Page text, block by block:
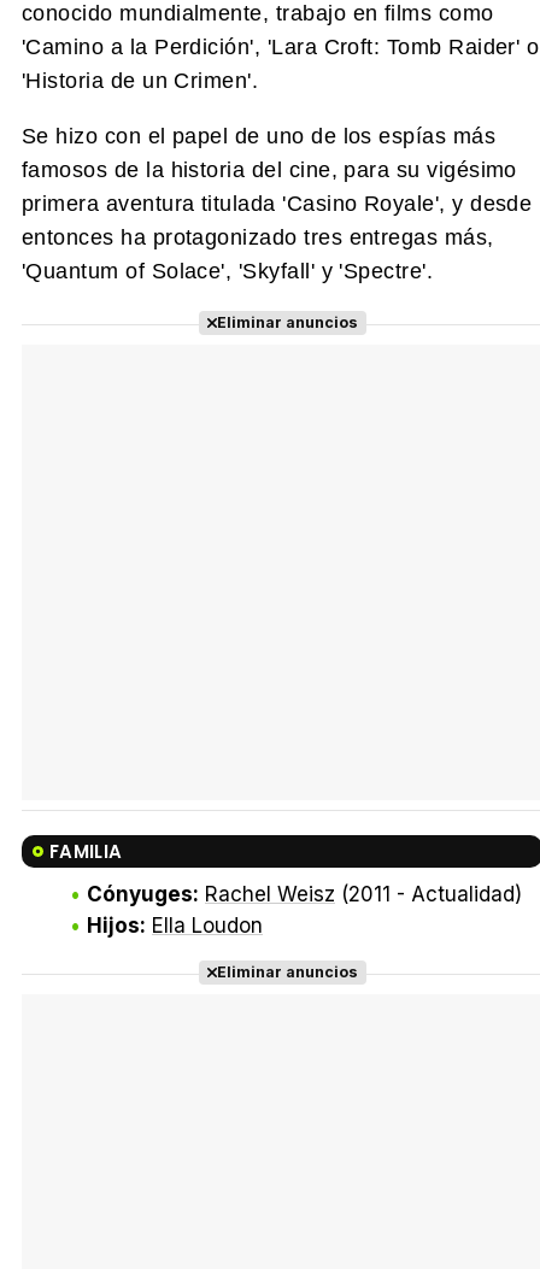
conocido mundialmente, trabajo en films como
'Camino a la Perdición', 'Lara Croft: Tomb Raider' o
'Historia de un Crimen'.
Se hizo con el papel de uno de los espías más
famosos de la historia del cine, para su vigésimo
primera aventura titulada 'Casino Royale', y desde
entonces ha protagonizado tres entregas más,
'Quantum of Solace', 'Skyfall' y 'Spectre'.
Eliminar anuncios
FAMILIA
Cónyuges: Rachel Weisz (2011 - Actualidad)
Hijos: Ella Loudon
Eliminar anuncios